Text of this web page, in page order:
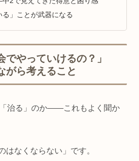
る」ことが武器になる
でやっていけるの？」
ら考えること
治る」のか——これもよく聞か
はなくならない」です。